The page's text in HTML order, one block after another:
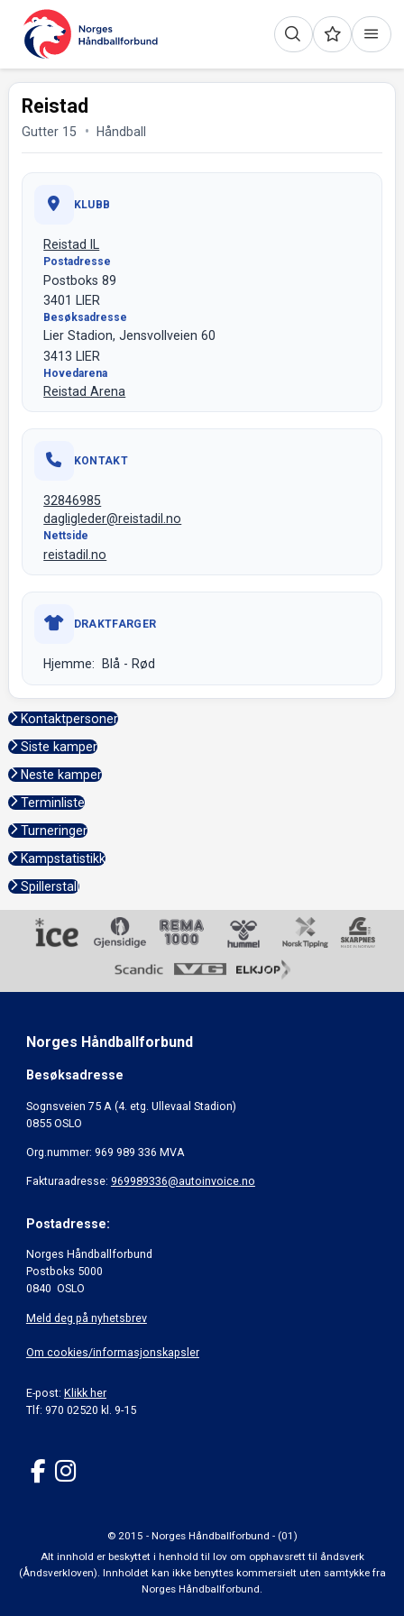
Reistad
Gutter 15 Håndball
KLUBB
Reistad IL
Postadresse
Postboks 89
3401 LIER
Besøksadresse
Lier Stadion, Jensvollveien 60
3413 LIER
Hovedarena
Reistad Arena
KONTAKT
32846985
dagligleder@reistadil.no
Nettside
reistadil.no
DRAKTFARGER
Hjemme: Blå - Rød
Kontaktpersoner
Siste kamper
Neste kamper
Terminliste
Turneringer
Kampstatistikk
Spillerstall
Norges Håndballforbund
Besøksadresse
Sognsveien 75 A (4. etg. Ullevaal Stadion)
0855 OSLO
Org.nummer: 969 989 336 MVA
Fakturaadresse: 969989336@autoinvoice.no
Postadresse:
Norges Håndballforbund
Postboks 5000
0840 OSLO
Meld deg på nyhetsbrev
Om cookies/informasjonskapsler
E-post: Klikk her
Tlf: 970 02520 kl. 9-15
© 2015 - Norges Håndballforbund - (01)
Alt innhold er beskyttet i henhold til lov om opphavsrett til åndsverk
(Åndsverkloven). Innholdet kan ikke benyttes kommersielt uten samtykke fra
Norges Håndballforbund.